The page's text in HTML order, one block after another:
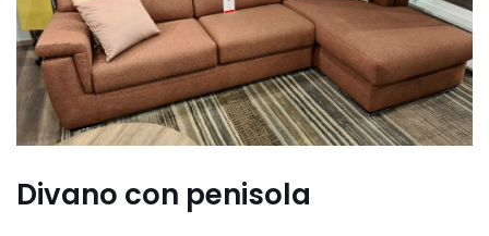
Divano con penisola